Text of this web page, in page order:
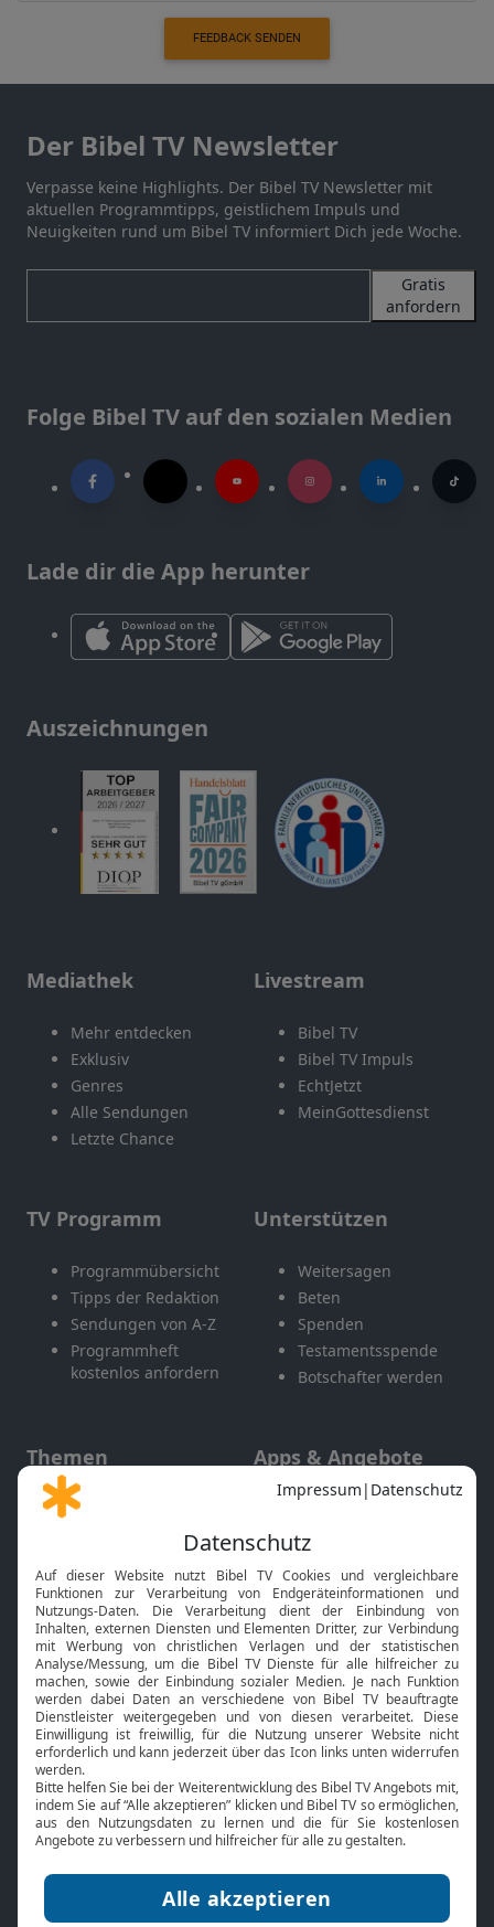
FEEDBACK SENDEN
Der Bibel TV Newsletter
Verpasse keine Highlights. Der Bibel TV Newsletter mit
aktuellen Programmtipps, geistlichem Impuls und
Neuigkeiten rund um Bibel TV informiert Dich jede Woche.
Gratis
anfordern
Folge Bibel TV auf den sozialen Medien
Lade dir die App herunter
Auszeichnungen
Mediathek
Mehr entdecken
Exklusiv
Genres
Alle Sendungen
Letzte Chance
Livestream
Bibel TV
Bibel TV Impuls
EchtJetzt
MeinGottesdienst
TV Programm
Programmübersicht
Tipps der Redaktion
Sendungen von A-Z
Programmheft
kostenlos anfordern
Unterstützen
Weitersagen
Beten
Spenden
Testamentsspende
Botschafter werden
Themen
Gott und Bibel erklärt
Neuigkeiten
Apps & Angebote
Mobile App
Smart TV
HbbTV
Bibelthek Online-Bibel
Nächster Gottesdienst
Bibel TV
Über uns
Jobs
Mediadaten
Service
Kontakt
TV-Empfang